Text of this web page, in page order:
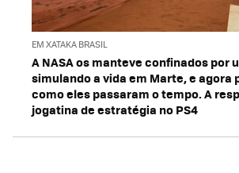
EM XATAKA BRASIL
A NASA os manteve confinados por
simulando a vida em Marte, e agora
como eles passaram o tempo. A
jogatina de estratégia no PS4